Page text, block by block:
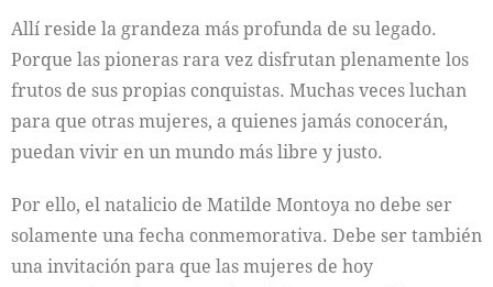
Allí reside la grandeza más profunda de su legado.
Porque las pioneras rara vez disfrutan plenamente los
frutos de sus propias conquistas. Muchas veces luchan
para que otras mujeres, a quienes jamás conocerán,
puedan vivir en un mundo más libre y justo.
Por ello, el natalicio de Matilde Montoya no debe ser
solamente una fecha conmemorativa. Debe ser también
una invitación para que las mujeres de hoy